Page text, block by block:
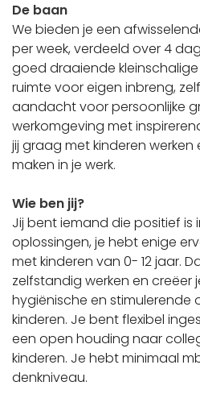
De baan
We bieden je een
per week, verdeeld over 4
goed draaiende
ruimte voor eigen inbreng,
aandacht voor persoonlijke
werkomgeving met
jij graag met kinderen werken
maken in je werk.
Wie ben jij?
Jij bent iemand die positief is
oplossingen, je hebt enige
met kinderen van 0- 12 jaar.
zelfstandig werken en creëer
hygiënische en stimulerende
kinderen. Je bent flexibel
een open houding naar
kinderen. Je hebt minimaal
denkniveau.